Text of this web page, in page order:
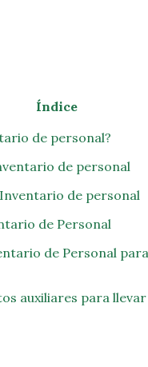
Índice
de personal?
de personal
de personal
de Personal
de Personal para
auxiliares para